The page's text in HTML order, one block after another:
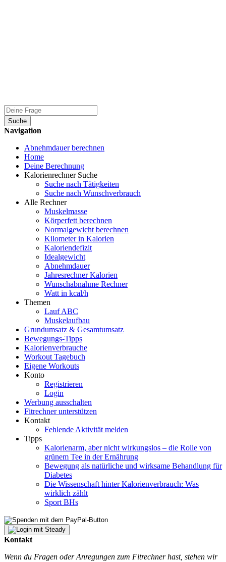
Suche
Navigation
Abnehmdauer berechnen
Home
Deine Berechnung
Kalorienrechner Suche
Suche nach Tätigkeiten
Suche nach Wunschverbrauch
Alle Rechner
Muskelmasse
Körperfett berechnen
Normalgewicht berechnen
Kilometer in Kalorien
Kaloriendefizit
Idealgewicht
Abnehmdauer
Jahresrechner Kalorien
Wunschabnahme Rechner
Watt in kcal/h
Themen
Lauf ABC
Muskelaufbau
Grundumsatz & Gesamtumsatz
Bewegungs-Tipps
Kalorienverbrauche
Workout Tagebuch
Eigene Workouts
Konto
Registrieren
Login
Werbung ausschalten
Fitrechner unterstützen
Kontakt
Fehlende Aktivität melden
Tipps
Kalorienarm, aber nicht wirkungslos – die Rolle von
grünem Tee in der Ernährung
Bewegung als natürliche und wirksame Behandlung für
Diabetes
Die Wissenschaft hinter Kalorienverbrauch: Was
wirklich zählt
Sport BHs
Kontakt
Wenn du Fragen oder Anregungen zum Fitrechner hast, stehen wir